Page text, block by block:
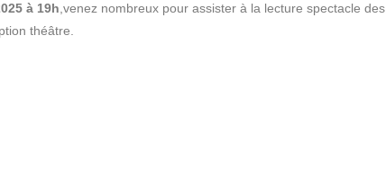
à 19h ,venez nombreux pour assister à la lecture spectacle des
théâtre.